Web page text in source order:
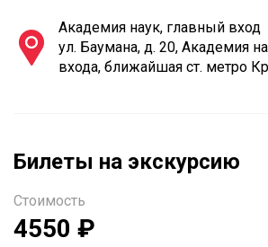
Академия наук, главный вход
ул. Баумана, д. 20, Академия
входа, ближайшая ст. метро
Билеты на экскурсию
Стоимость
4550 ₽